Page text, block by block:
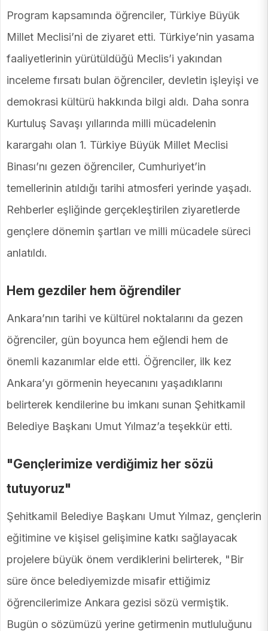
Program kapsamında öğrenciler, Türkiye Büyük
Millet Meclisi’ni de ziyaret etti. Türkiye’nin yasama
faaliyetlerinin yürütüldüğü Meclis’i yakından
inceleme fırsatı bulan öğrenciler, devletin işleyişi ve
demokrasi kültürü hakkında bilgi aldı. Daha sonra
Kurtuluş Savaşı yıllarında milli mücadelenin
karargahı olan 1. Türkiye Büyük Millet Meclisi
Binası’nı gezen öğrenciler, Cumhuriyet’in
temellerinin atıldığı tarihi atmosferi yerinde yaşadı.
Rehberler eşliğinde gerçekleştirilen ziyaretlerde
gençlere dönemin şartları ve milli mücadele süreci
anlatıldı.
Hem gezdiler hem öğrendiler
Ankara’nın tarihi ve kültürel noktalarını da gezen
öğrenciler, gün boyunca hem eğlendi hem de
önemli kazanımlar elde etti. Öğrenciler, ilk kez
Ankara’yı görmenin heyecanını yaşadıklarını
belirterek kendilerine bu imkanı sunan Şehitkamil
Belediye Başkanı Umut Yılmaz’a teşekkür etti.
"Gençlerimize verdiğimiz her sözü
tutuyoruz"
Şehitkamil Belediye Başkanı Umut Yılmaz, gençlerin
eğitimine ve kişisel gelişimine katkı sağlayacak
projelere büyük önem verdiklerini belirterek, "Bir
süre önce belediyemizde misafir ettiğimiz
öğrencilerimize Ankara gezisi sözü vermiştik.
Bugün o sözümüzü yerine getirmenin mutluluğunu